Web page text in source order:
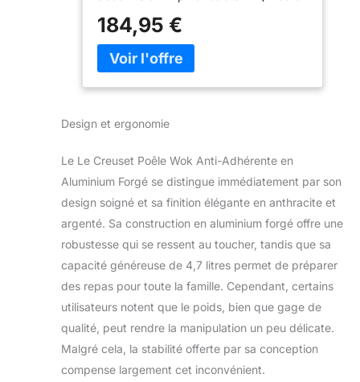
résistance à l’abrasion avec des
ustensiles en métal) Nettoyage bon et
retrait simple des aliments grâce au
matériau en aluminium forgé, Manche
manipulation confortable et sécurisée,
Compatible à l'induction grâce au
disque en inox magnétisé Nettoyage
bois, plastique ou silicone
recommandé pour protéger le
revêtement, Passe au lave-vaisselle,
Garantie à vie Contenu : 1x Le Creuset
Poêle Wok Anti-Adhérente en
Aluminium Forgé, 30 cm, Dimensions
: 57,1x 31,1x 11,5 cm, Surface de
contact : 17,2 cm, Poids : 2,08 kg,
Couleur :
184,95 €
Design et ergonomie
Le Le Creuset Poêle Wok Anti-Adhérente en
Aluminium Forgé se distingue immédiatement par son
design soigné et sa finition élégante en anthracite et
argenté. Sa construction en aluminium forgé offre une
robustesse qui se ressent au toucher, tandis que sa
capacité généreuse de 4,7 litres permet de préparer
des repas pour toute la famille. Cependant, certains
utilisateurs notent que le poids, bien que gage de
qualité, peut rendre la manipulation un peu délicate.
Malgré cela, la stabilité offerte par sa conception
compense largement cet inconvénient.